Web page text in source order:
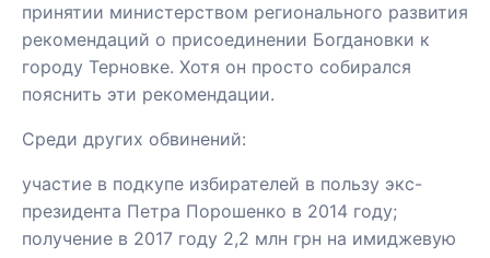
принятии министерством регионального развития
рекомендаций о присоединении Богдановки к
городу Терновке. Хотя он просто собирался
пояснить эти рекомендации.
Среди других обвинений:
участие в подкупе избирателей в пользу экс-
президента Петра Порошенко в 2014 году;
получение в 2017 году 2,2 млн грн на имиджевую